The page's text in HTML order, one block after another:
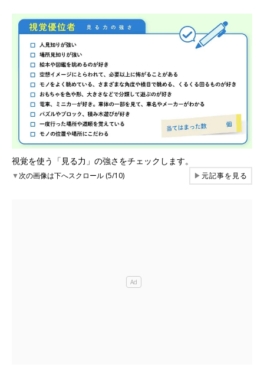
視覚を使う「見る力」の強さをチェックします。
▼次の画像は下へスクロール (5/10) ▶元記事を見る